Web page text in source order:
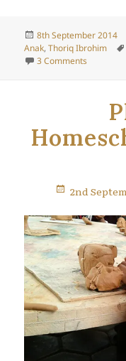
Posted
on
8th September 2014
Anak,Thoriq Ibrohim
3 Commentson Thoriq
2nd